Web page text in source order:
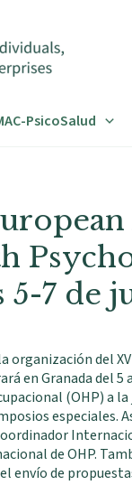
PsicoSalud
5-7 de
del
en Granada del 5
(OHP) a
especiales.
de OHP.
envío de